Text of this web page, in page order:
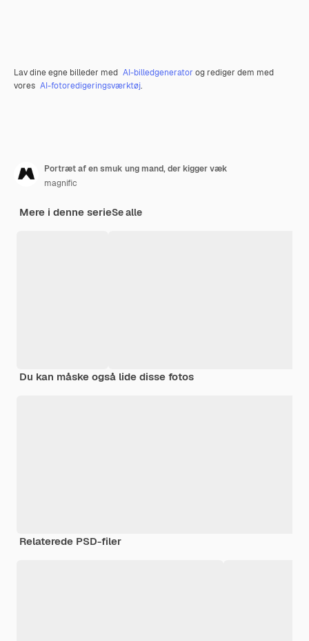
Lav dine egne billeder med AI-billedgenerator og rediger dem med
vores AI-fotoredigeringsværktøj.
Portræt af en smuk ung mand, der kigger væk
magnific
Mere i denne serieSe alle
Du kan måske også lide disse fotos
Relaterede PSD-filer